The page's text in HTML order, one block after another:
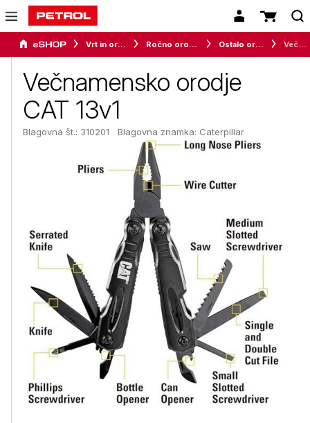
Vrt in orodje Ročno orodje za delavnico Ostalo orodje
Večnamensko orodje
CAT 13v1
Blagovna št.: 310201 Blagovna znamka: Caterpillar